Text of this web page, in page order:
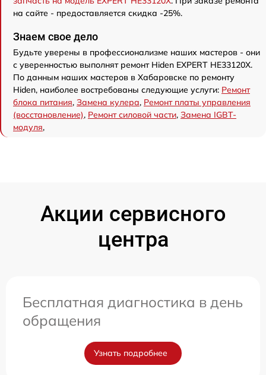
на сайте - предоставляется скидка -25%.
Знаем свое дело
Будьте уверены в профессионализме наших мастеров - они
с уверенностью выполнят ремонт Hiden EXPERT HE33120X.
По данным наших мастеров в Хабаровске по ремонту
Hiden, наиболее востребованы следующие услуги: Ремонт
блока питания, Замена кулера, Ремонт платы управления
(восстановление), Ремонт силовой части, Замена IGBT-
модуля,
Акции сервисного
центра
Бесплатная диагностика в день
обращения
Узнать подробнее